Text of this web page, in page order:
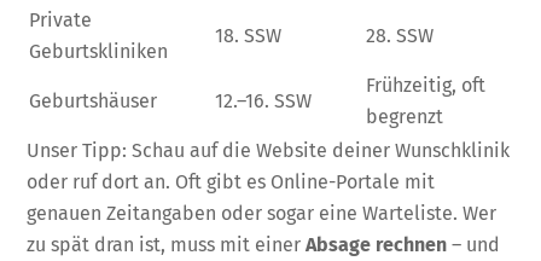
Private
Geburtskliniken
18. SSW 28. SSW
Geburtshäuser 12.–16. SSW
Frühzeitig, oft
begrenzt
Unser Tipp: Schau auf die Website deiner Wunschklinik
oder ruf dort an. Oft gibt es Online-Portale mit
genauen Zeitangaben oder sogar eine Warteliste. Wer
zu spät dran ist, muss mit einerAbsage rechnen – und